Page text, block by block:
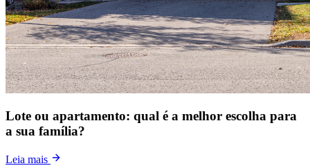
Lote ou apartamento: qual é a melhor escolha para
a sua família?
Leia mais